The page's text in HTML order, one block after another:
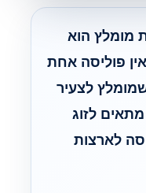
מומלץ הוא
פוליסה אחת
לצעיר
לזוג
שטסה לארצות